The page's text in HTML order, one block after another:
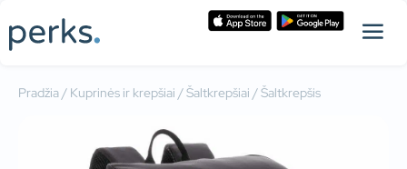
Pradžia/ Kuprinės ir krepšiai /Šaltkrepšiai / Šaltkrepšis